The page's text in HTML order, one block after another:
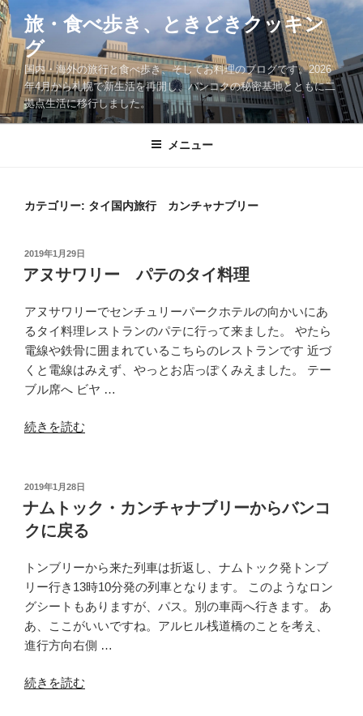
コ
ン
テ
ン
ツ
へ
ス
旅・食べ歩き、ときどきクッキン
グ
国内・海外の旅行と食べ歩き、そしてお料理のブログです。2026
年4月から札幌で新生活を再開し、バンコクの秘密基地とともに二
拠点生活に移行しました。
メニュー
カテゴリー: タイ国内旅行 カンチャナブリー
投
稿
日:
2019年1月29日
アヌサワリー パテのタイ料理
アヌサワリーでセンチュリーパークホテルの向かいにあ
るタイ料理レストランのパテに行って来ました。 やたら
電線や鉄骨に囲まれているこちらのレストランです 近づ
くと電線はみえず、やっとお店っぽくみえました。 テー
ブル席へ ビヤ …
“ア
ワ
リ
ー
パ
テ
の
タ
イ
料
の
続きを読む
投
稿
日:
2019年1月28日
ナムトック・カンチャナブリーからバンコ
クに戻る
トンブリーから来た列車は折返し、ナムトック発トンブ
リー行き13時10分発の列車となります。 このようなロン
グシートもありますが、パス。別の車両へ行きます。 あ
あ、ここがいいですね。アルヒル桟道橋のことを考え、
進行方向右側 …
“ナ
続きを読む